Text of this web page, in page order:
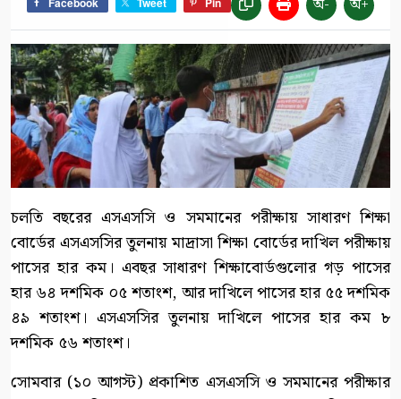
অ- অ+
চলতি বছরের এসএসসি ও সমমানের পরীক্ষায় সাধারণ শিক্ষা
বোর্ডের এসএসসির তুলনায় মাদ্রাসা শিক্ষা বোর্ডের দাখিল পরীক্ষায়
পাসের হার কম। এবছর সাধারণ শিক্ষাবোর্ডগুলোর গড় পাসের
হার ৬৪ দশমিক ০৫ শতাংশ, আর দাখিলে পাসের হার ৫৫ দশমিক
৪৯ শতাংশ। এসএসসির তুলনায় দাখিলে পাসের হার কম ৮
দশমিক ৫৬ শতাংশ।
সোমবার (১০ আগস্ট) প্রকাশিত এসএসসি ও সমমানের পরীক্ষার